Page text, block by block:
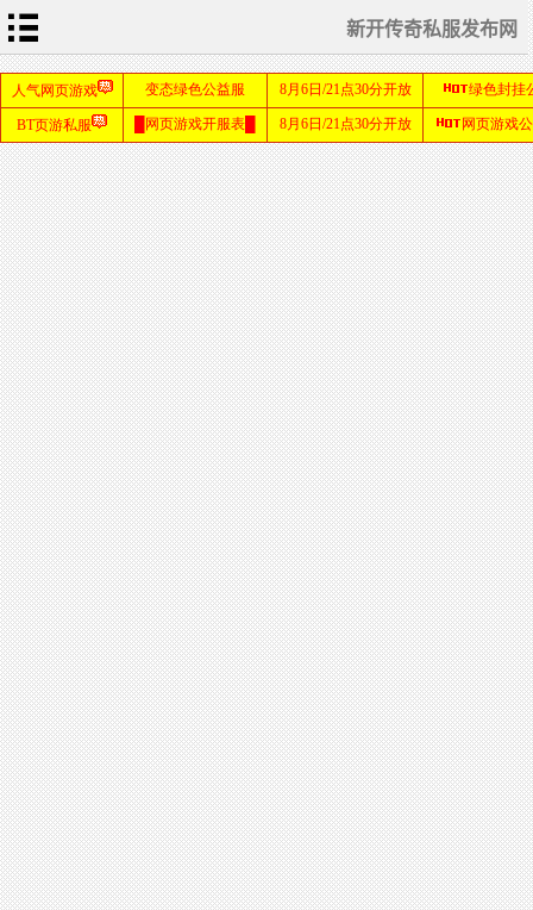
新开传奇私服发布网
首
页
传
奇
新
开
网
站
sf999
发布
网
传
奇
私
服
发
布
网